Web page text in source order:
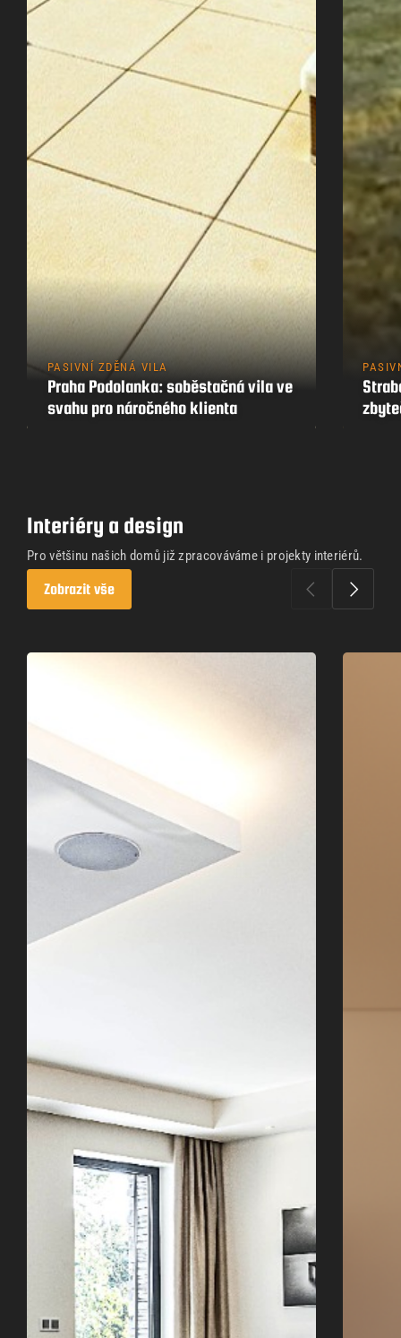
O ateliéru
Řekli o nás
Kontakty
PASIVNÍ ZDĚNÁ VILA
Praha Podolanka: soběstačná vila ve
svahu pro náročného klienta
Interiéry a design
Pro většinu našich domů již zpracováváme i projekty interiérů.
Zobrazit vše